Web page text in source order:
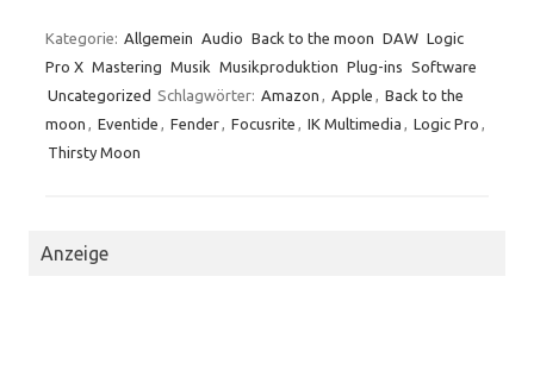
Kategorie: Allgemein Audio Back to the moon DAW Logic
Pro X Mastering Musik Musikproduktion Plug-ins Software
Uncategorized Schlagwörter: Amazon , Apple , Back to the
moon , Eventide , Fender, Focusrite , IK Multimedia , Logic Pro ,
Thirsty Moon
Anzeige